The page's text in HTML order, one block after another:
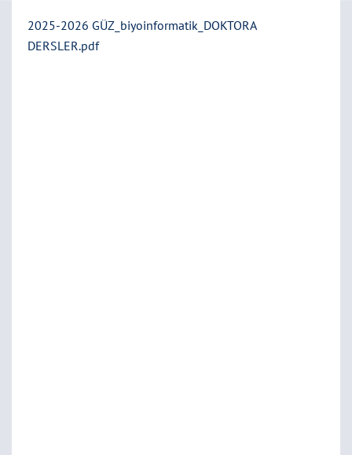
2025-2026 GÜZ_biyoinformatik_DOKTORA
DERSLER.pdf